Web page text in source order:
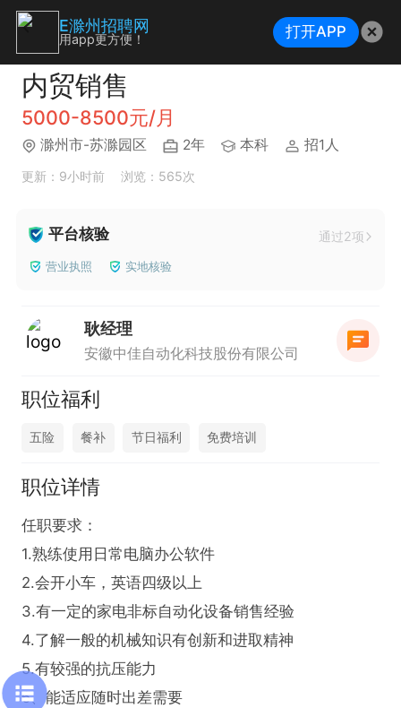
内贸销售
5000-8500元/月
滁州市-苏滁园区 2年 本科 招1人
更新：9小时前 浏览：565次
平台核验 通过2项
营业执照 实地核验
耿经理
安徽中佳自动化科技股份有限公司
职位福利
五险 餐补 节日福利 免费培训
职位详情
任职要求：
1.熟练使用日常电脑办公软件
2.会开小车，英语四级以上
3.有一定的家电非标自动化设备销售经验
4.了解一般的机械知识有创新和进取精神
5.有较强的抗压能力
6、能适应随时出差需要
E滁州招聘网
用app更方便！ 打开APP